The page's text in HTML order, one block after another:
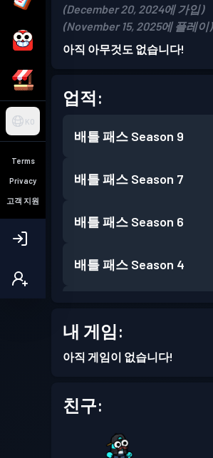
KO
Terms
Privacy
고객 지원
(December 20, 2024에 가입)
(November 15, 2025에 플레이)
아직 아무것도 없습니다!
업적:
배틀 패스 Season 9
배틀 패스 Season 7
배틀 패스 Season 6
배틀 패스 Season 4
배틀 패스 Season 2
내 게임:
아직 게임이 없습니다!
친구: